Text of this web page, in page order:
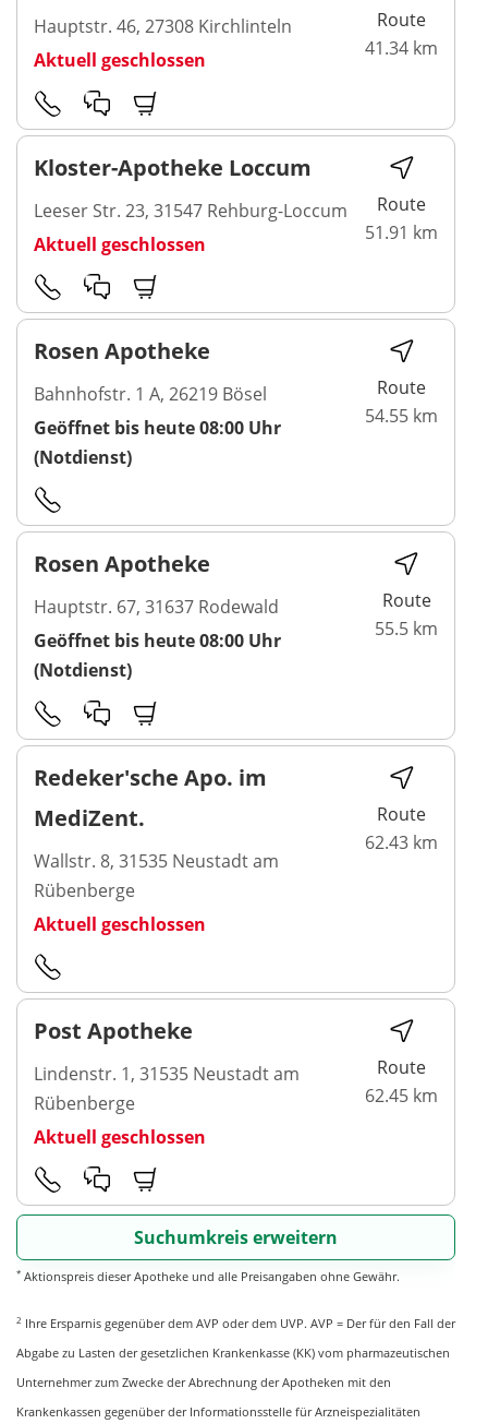
Hauptstr. 46, 27308 Kirchlinteln
Aktuell geschlossen
Route
41.34 km
Kloster-Apotheke Loccum
Leeser Str. 23, 31547 Rehburg-Loccum
Aktuell geschlossen
Route
51.91 km
Rosen Apotheke
Bahnhofstr. 1 A, 26219 Bösel
Geöffnet bis heute 08:00 Uhr
(Notdienst)
Route
54.55 km
Rosen Apotheke
Hauptstr. 67, 31637 Rodewald
Geöffnet bis heute 08:00 Uhr
(Notdienst)
Route
55.5 km
Redeker'sche Apo. im
MediZent.
Wallstr. 8, 31535 Neustadt am
Rübenberge
Aktuell geschlossen
Route
62.43 km
Post Apotheke
Lindenstr. 1, 31535 Neustadt am
Rübenberge
Aktuell geschlossen
Route
62.45 km
Suchumkreis erweitern
* Aktionspreis dieser Apotheke und alle Preisangaben ohne Gewähr.
2 Ihre Ersparnis gegenüber dem AVP oder dem UVP. AVP = Der für den Fall der
Abgabe zu Lasten der gesetzlichen Krankenkasse (KK) vom pharmazeutischen
Unternehmer zum Zwecke der Abrechnung der Apotheken mit den
Krankenkassen gegenüber der Informationsstelle für Arzneispezialitäten